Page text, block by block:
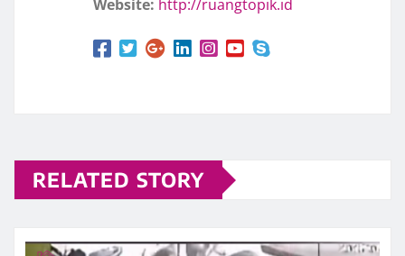
Website: http://ruangtopik.id
RELATED STORY